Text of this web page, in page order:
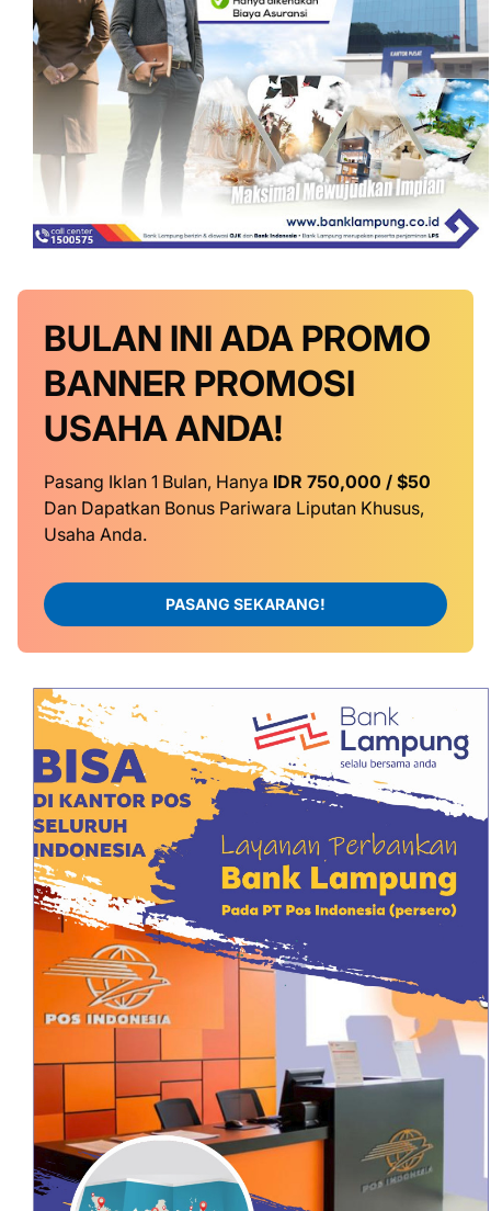
BULAN INI ADA PROMO
BANNER PROMOSI
USAHA ANDA!
Pasang Iklan 1 Bulan, Hanya IDR 750,000 / $50
Dan Dapatkan Bonus Pariwara Liputan Khusus,
Usaha Anda.
PASANG SEKARANG!